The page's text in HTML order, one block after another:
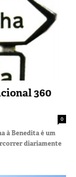
360
0
à Benedita é um
diariamente